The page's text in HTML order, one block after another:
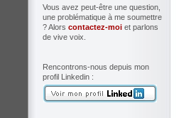
Vous avez peut-être une question,
une problématique à me soumettre
? Alors contactez-moi et parlons
de vive voix.
Rencontrons-nous depuis mon
profil Linkedin :